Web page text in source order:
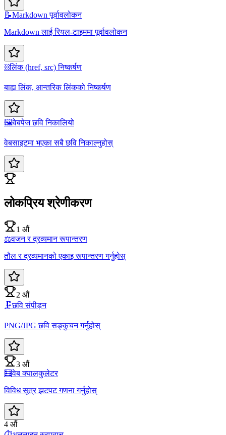
📝Markdown पूर्वावलोकन
Markdown लाई रियल-टाइममा पूर्वावलोकन
⛓️लिंक (href, src) निष्कर्षण
बाह्य लिंक, आन्तरिक लिंकको निष्कर्षण
🖼️वेबपेज छवि निकालियो
वेबसाइटमा भएका सबै छवि निकाल्नुहोस्
लोकप्रिय श्रेणीकरण
1 औं
⚖️वजन र द्रव्यमान रूपान्तरण
तौल र द्रव्यमानको एकाइ रूपान्तरण गर्नुहोस्
2 औं
🗜️छवि संपीड़न
PNG/JPG छवि सङ्कुचन गर्नुहोस्
3 औं
🧮वेब क्यालकुलेटर
विविध सूत्र झटपट गणना गर्नुहोस्
4 औं